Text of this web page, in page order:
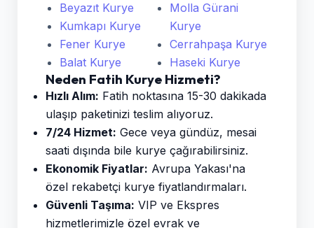
Beyazıt Kurye
Kumkapı Kurye
Fener Kurye
Balat Kurye
Molla Gürani
Kurye
Cerrahpaşa Kurye
Haseki Kurye
Neden Fatih Kurye Hizmeti?
Hızlı Alım: Fatih noktasına 15-30 dakikada
ulaşıp paketinizi teslim alıyoruz.
7/24 Hizmet: Gece veya gündüz, mesai
saati dışında bile kurye çağırabilirsiniz.
Ekonomik Fiyatlar: Avrupa Yakası'na
özel rekabetçi kurye fiyatlandırmaları.
Güvenli Taşıma: VIP ve Ekspres
hizmetlerimizle özel evrak ve